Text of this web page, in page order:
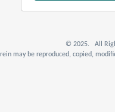
© 2025. All
may be reproduced, copied,